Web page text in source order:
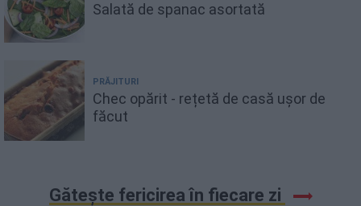
Salată de spanac asortată
PRĂJITURI
Chec opărit - rețetă de casă ușor de
făcut
Gătește fericirea în fiecare zi